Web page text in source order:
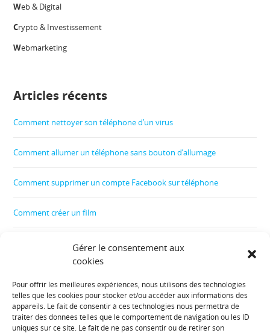
Gérer le consentement aux
cookies
Pour offrir les meilleures expériences, nous utilisons des technologies
telles que les cookies pour stocker et/ou accéder aux informations des
appareils. Le fait de consentir à ces technologies nous permettra de
traiter des données telles que le comportement de navigation ou les ID
uniques sur ce site. Le fait de ne pas consentir ou de retirer son
Web & Digital
Crypto & Investissement
Webmarketing
Articles récents
Comment nettoyer son téléphone d’un virus
Comment allumer un téléphone sans bouton d’allumage
Comment supprimer un compte Facebook sur téléphone
Comment créer un film
Comment contrôler le téléphone de son enfant
Informations diverses :
Plan de site